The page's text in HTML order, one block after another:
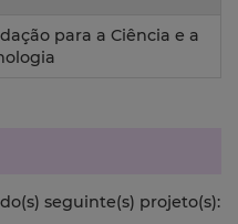
para a Ciência e a
seguinte(s) projeto(s):